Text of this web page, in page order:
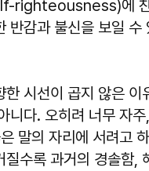
righteousness)에
반감과 불신을 보일 수
한 시선이 곱지 않은 이
니다. 오히려 너무 자
말의 자리에 서려고
질수록 과거의 경솔함,